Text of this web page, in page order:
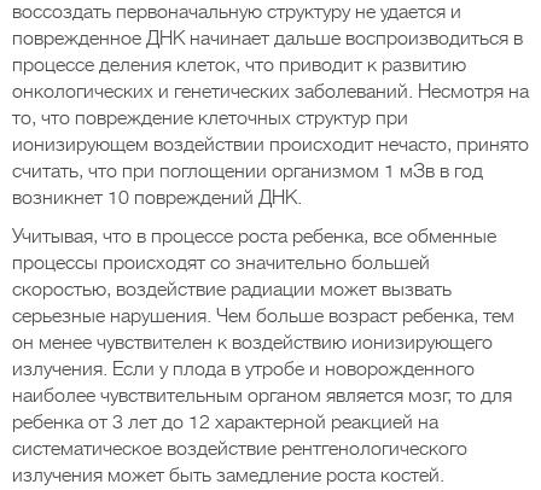
воссоздать первоначальную структуру не удается и
поврежденное ДНК начинает дальше воспроизводиться в
процессе деления клеток, что приводит к развитию
онкологических и генетических заболеваний. Несмотря на
то, что повреждение клеточных структур при
ионизирующем воздействии происходит нечасто, принято
считать, что при поглощении организмом 1 мЗв в год
возникнет 10 повреждений ДНК.
Учитывая, что в процессе роста ребенка, все обменные
процессы происходят со значительно большей
скоростью, воздействие радиации может вызвать
серьезные нарушения. Чем больше возраст ребенка, тем
он менее чувствителен к воздействию ионизирующего
излучения. Если у плода в утробе и новорожденного
наиболее чувствительным органом является мозг, то для
ребенка от 3 лет до 12 характерной реакцией на
систематическое воздействие рентгенологического
излучения может быть замедление роста костей.